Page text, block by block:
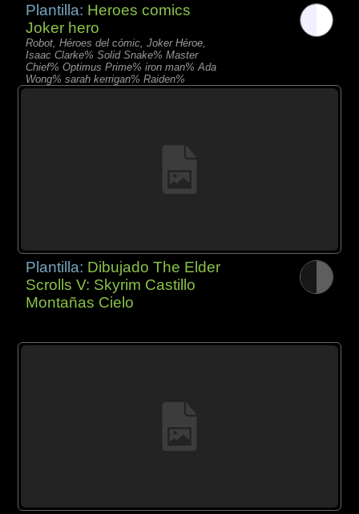
Plantilla: Heroes comics
Joker hero
Robot, Héroes del cómic, Joker Héroe,
Isaac Clarke% Solid Snake% Master
Chief% Optimus Prime% iron man% Ada
Wong% sarah kerrigan% Raiden%
elizabeth% Samus Aran% Catwoman
Plantilla: Dibujado The Elder
Scrolls V: Skyrim Castillo
Montañas Cielo